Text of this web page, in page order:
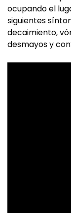
ocupando el
siguientes
decaimiento,
desmayos y